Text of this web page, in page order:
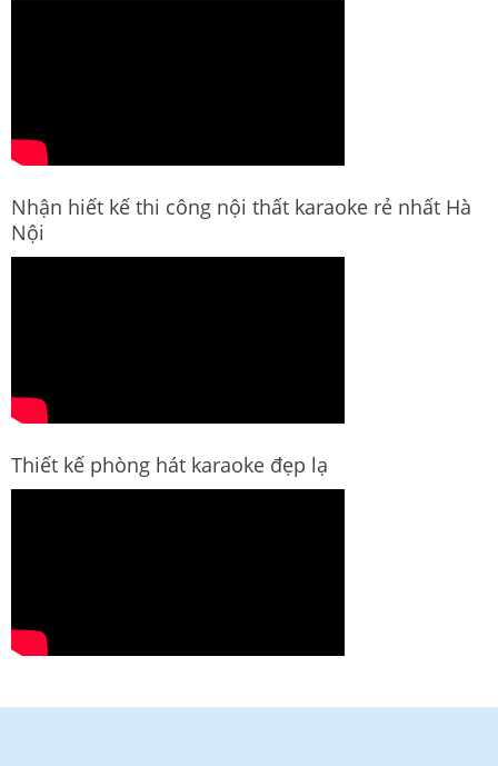
Nhận hiết kế thi công nội thất karaoke rẻ nhất Hà
Nội
Thiết kế phòng hát karaoke đẹp lạ